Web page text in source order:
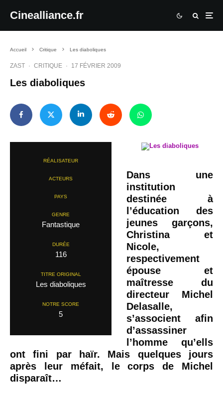
Cinealliance.fr
Accueil Critique Les diaboliques
ZAST · CRITIQUE · 17 FÉVRIER 2009
Les diaboliques
RÉALISATEUR
ACTEURS
PAYS
GENRE
Fantastique
DURÉE
116
TITRE ORIGINAL
Les diaboliques
NOTRE SCORE
5
Dans une
institution
destinée à
l’éducation des
jeunes garçons,
Christina et
Nicole,
respectivement
épouse et
maîtresse du
directeur Michel
Delasalle,
s’associent afin
d’assassiner
l’homme qu’ells
ont fini par haïr. Mais quelques jours
après leur méfait, le corps de Michel
disparaît…